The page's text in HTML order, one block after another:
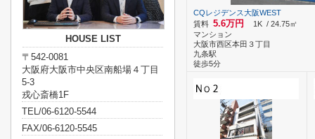
CQレジデンス大阪WEST
賃料 5.6万円
1K / 24.75㎡
マンション
大阪市西区本田３丁目
九条駅
徒歩5分
HOUSE LIST
〒542-0081
大阪府大阪市中央区南船場４丁目
5-3
戎心斎橋1F
TEL/06-6120-5544
FAX/06-6120-5545